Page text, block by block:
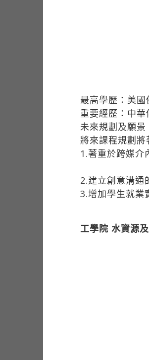
最高學歷：美
重要經歷：中華
未來規劃及願景
將來課程規劃將
1.著重於跨媒介
2.建立創意溝通
3.增加學生就業
工學院 水資源